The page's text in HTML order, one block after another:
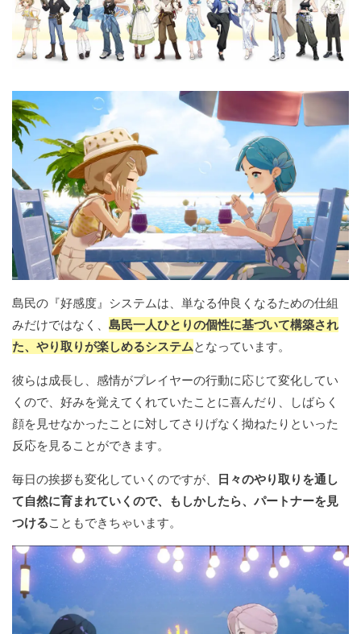
島民の『好感度』システムは、単なる仲良くなるための仕組
みだけではなく、 島民一人ひとりの個性に基づいて構築され
た、やり取りが楽しめるシステムとなっています。
彼らは成長し、感情がプレイヤーの行動に応じて変化してい
くので、好みを覚えてくれていたことに喜んだり、しばらく
顔を見せなかったことに対してさりげなく拗ねたりといった
反応を見ることができます。
毎日の挨拶も変化していくのですが、
日々のやり取りを通し
て自然に育まれていくので、もしかしたら、パートナーを見
つけることもできちゃいます。